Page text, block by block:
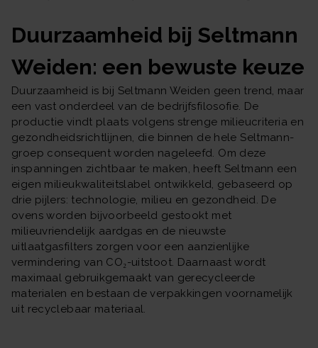
Duurzaamheid bij Seltmann
Weiden: een bewuste keuze
Duurzaamheid is bij Seltmann Weiden geen trend, maar
een vast onderdeel van de bedrijfsfilosofie. De
productie vindt plaats volgens strenge milieucriteria en
gezondheidsrichtlijnen, die binnen de hele Seltmann-
groep consequent worden nageleefd. Om deze
inspanningen zichtbaar te maken, heeft Seltmann een
eigen milieukwaliteitslabel ontwikkeld, gebaseerd op
drie pijlers: technologie, milieu en gezondheid. De
ovens worden bijvoorbeeld gestookt met
milieuvriendelijk aardgas en de nieuwste
uitlaatgasfilters zorgen voor een aanzienlijke
vermindering van CO₂-uitstoot. Daarnaast wordt
maximaal gebruikgemaakt van gerecycleerde
materialen en bestaan de verpakkingen voornamelijk
uit recyclebaar materiaal.